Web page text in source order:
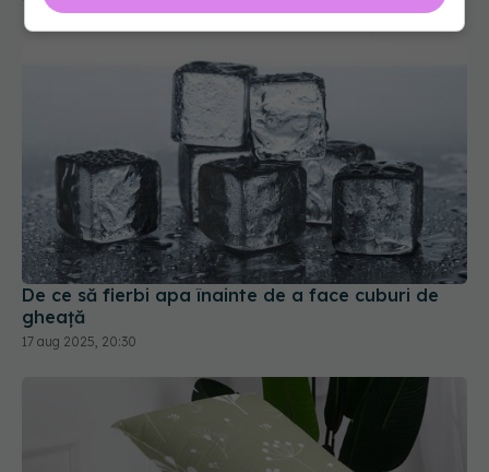
De ce să fierbi apa înainte de a face cuburi de
gheață
17 aug 2025, 20:30